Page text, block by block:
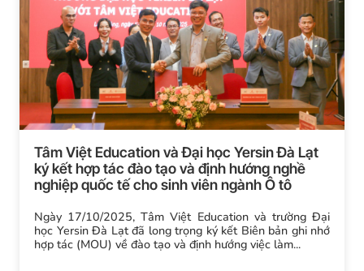
Tâm Việt Education và Đại học Yersin Đà Lạt
ký kết hợp tác đào tạo và định hướng nghề
nghiệp quốc tế cho sinh viên ngành Ô tô
Ngày 17/10/2025, Tâm Việt Education và trường Đại
học Yersin Đà Lạt đã long trọng ký kết Biên bản ghi nhớ
hợp tác (MOU) về đào tạo và định hướng việc làm...